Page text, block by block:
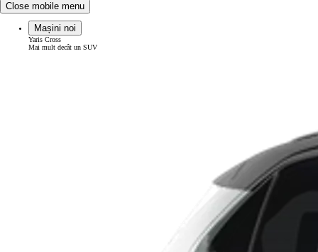
Close mobile menu
Mașini noi
Yaris Cross
Mai mult decât un SUV